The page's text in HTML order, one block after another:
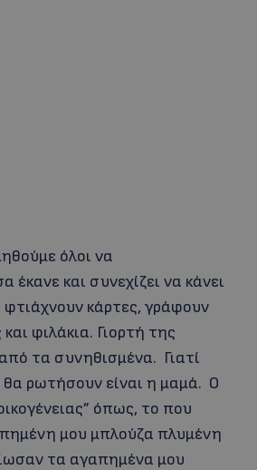
όλοι να
και συνεχίζει να κάνει
κάρτες, γράφουν
φιλάκια. Γιορτή της
τα συνηθισμένα. Γιατί
θα ρωτήσουν είναι η μαμά. Ο
όπως, το που
μου μπλούζα πλυμένη
τα αγαπημένα μου